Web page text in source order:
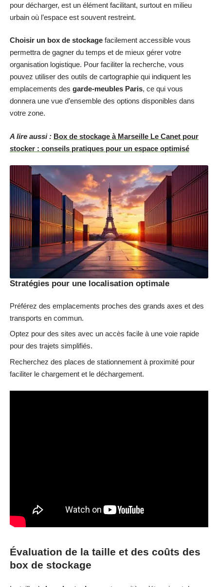
pour décharger, est un élément facilitant, surtout en milieu
urbain où l’espace est souvent restreint.
Choisir un box de stockage facilement accessible vous
permettra de gagner du temps et de mieux gérer votre
organisation logistique. Pour faciliter la recherche, vous
pouvez utiliser des outils de cartographie qui indiquent les
emplacements des garde-meubles Paris, ce qui vous
donnera une vue d’ensemble des options disponibles dans
votre zone.
A lire aussi : Box de stockage à Marseille Le Canet pour
stocker : conseils pratiques pour un espace optimisé
Stratégies pour une localisation optimale
Préférez des emplacements proches des grands axes et des
transports en commun.
Optez pour des sites avec un accès facile à une voie rapide
pour des trajets simplifiés.
Recherchez des places de stationnement à proximité pour
faciliter le chargement et le déchargement.
Évaluation de la taille et des coûts des
box de stockage